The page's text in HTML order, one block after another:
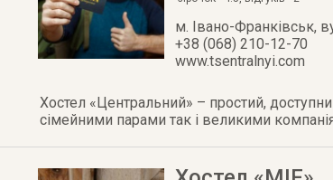
м. Івано-Франківськ,
+38 (068) 210-12-70
www.tsentralnyi.com
Хостел «Центральний» – простий,
сімейними парами так і великими